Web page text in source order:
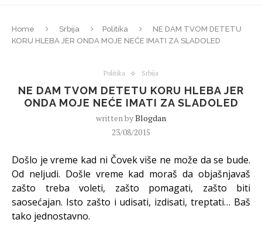
Home Srbija Politika
NE DAM TVOM DETETU
KORU HLEBA JER ONDA MOJE NEĆE IMATI ZA SLADOLED
Politika Srbija
NE DAM TVOM DETETU KORU HLEBA JER
ONDA MOJE NEĆE IMATI ZA SLADOLED
written byBlogdan
23/08/2015
Došlo je vreme kad ni Čovek više ne može da se bude.
Od neljudi. Došle vreme kad moraš da objašnjavaš
zašto treba voleti, zašto pomagati, zašto biti
saosećajan. Isto zašto i udisati, izdisati, treptati… Baš
tako jednostavno.